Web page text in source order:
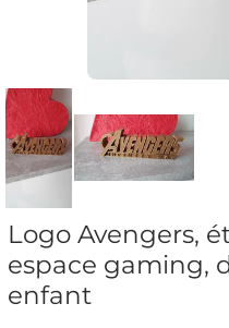
Logo Avengers,
espace gaming,
enfant